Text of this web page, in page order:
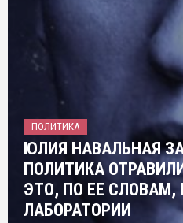
ПОЛИТИКА
ЮЛИЯ НАВАЛЬНАЯ
ПОЛИТИКА
ЭТО, ПО ЕЕ
ЛАБОРАТОРИИ